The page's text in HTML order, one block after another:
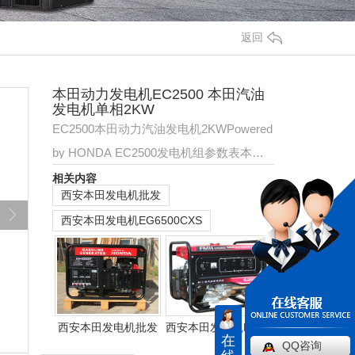
返回
本田动力发电机EC2500 本田汽油
发电机单相2KW
EC2500本田动力汽油发电机2KWPowered
by HONDA EC2500发电机组参数表本田
动力汽油发电机组2KW机组参数 发电机 型
号 EC2500额定电压…
相关内容
西安本田发电机批发
西安本田发电机EG6500CXS
西安本田发电机批发 西安本田发电机ELT6500CX
在
QQ咨询